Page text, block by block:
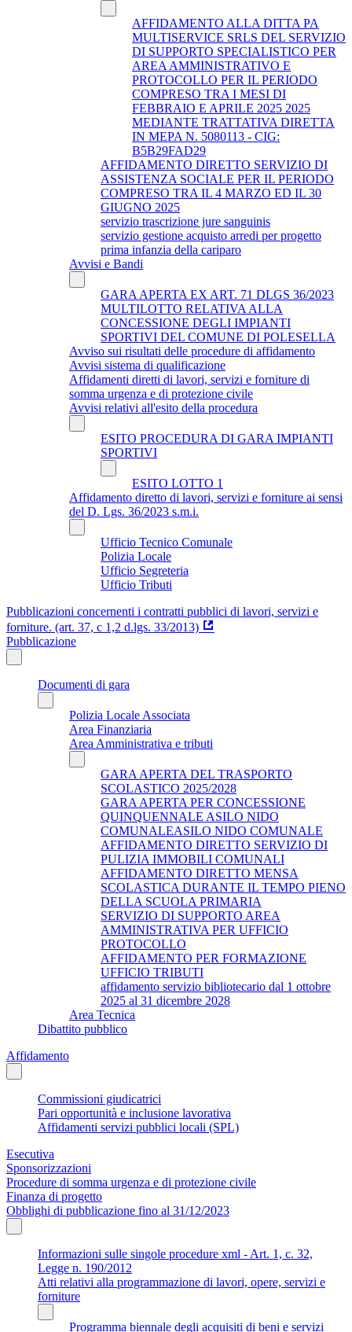
AFFIDAMENTO ALLA DITTA PA
MULTISERVICE SRLS DEL SERVIZIO
DI SUPPORTO SPECIALISTICO PER
AREA AMMINISTRATIVO E
PROTOCOLLO PER IL PERIODO
COMPRESO TRA I MESI DI
FEBBRAIO E APRILE 2025 2025
MEDIANTE TRATTATIVA DIRETTA
IN MEPA N. 5080113 - CIG:
B5B29FAD29
AFFIDAMENTO DIRETTO SERVIZIO DI
ASSISTENZA SOCIALE PER IL PERIODO
COMPRESO TRA IL 4 MARZO ED IL 30
GIUGNO 2025
servizio trascrizione jure sanguinis
servizio gestione acquisto arredi per progetto
prima infanzia della cariparo
Avvisi e Bandi
GARA APERTA EX ART. 71 DLGS 36/2023
MULTILOTTO RELATIVA ALLA
CONCESSIONE DEGLI IMPIANTI
SPORTIVI DEL COMUNE DI POLESELLA
Avviso sui risultati delle procedure di affidamento
Avvisi sistema di qualificazione
Affidamenti diretti di lavori, servizi e forniture di
somma urgenza e di protezione civile
Avvisi relativi all'esito della procedura
ESITO PROCEDURA DI GARA IMPIANTI
SPORTIVI
ESITO LOTTO 1
Affidamento diretto di lavori, servizi e forniture ai sensi
del D. Lgs. 36/2023 s.m.i.
Ufficio Tecnico Comunale
Polizia Locale
Ufficio Segreteria
Ufficio Tributi
Pubblicazioni concernenti i contratti pubblici di lavori, servizi e
forniture. (art. 37, c 1,2 d.lgs. 33/2013)
Pubblicazione
Documenti di gara
Polizia Locale Associata
Area Finanziaria
Area Amministrativa e tributi
GARA APERTA DEL TRASPORTO
SCOLASTICO 2025/2028
GARA APERTA PER CONCESSIONE
QUINQUENNALE ASILO NIDO
COMUNALEASILO NIDO COMUNALE
AFFIDAMENTO DIRETTO SERVIZIO DI
PULIZIA IMMOBILI COMUNALI
AFFIDAMENTO DIRETTO MENSA
SCOLASTICA DURANTE IL TEMPO PIENO
DELLA SCUOLA PRIMARIA
SERVIZIO DI SUPPORTO AREA
AMMINISTRATIVA PER UFFICIO
PROTOCOLLO
AFFIDAMENTO PER FORMAZIONE
UFFICIO TRIBUTI
affidamento servizio bibliotecario dal 1 ottobre
2025 al 31 dicembre 2028
Area Tecnica
Dibattito pubblico
Affidamento
Commissioni giudicatrici
Pari opportunità e inclusione lavorativa
Affidamenti servizi pubblici locali (SPL)
Esecutiva
Sponsorizzazioni
Procedure di somma urgenza e di protezione civile
Finanza di progetto
Obblighi di pubblicazione fino al 31/12/2023
Informazioni sulle singole procedure xml - Art. 1, c. 32,
Legge n. 190/2012
Atti relativi alla programmazione di lavori, opere, servizi e
forniture
Programma biennale degli acquisiti di beni e servizi